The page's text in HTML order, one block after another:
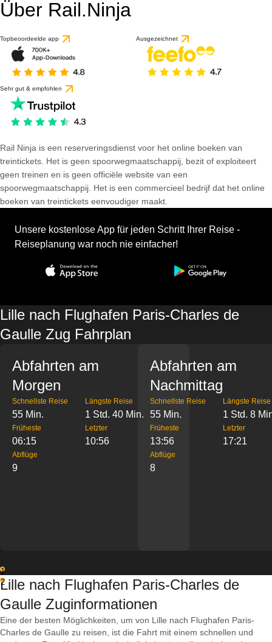
Über Rail.Ninja
Topbeoordeelde app Ausgezeichnet
Sehr gut & empfohlen
Rail Ninja is een reserveringsdienst voor het online boeken van
treintickets. Het is geen spoorwegmaatschappij, bezit of exploiteert
geen treinen en is geen officiële website van een
spoorwegmaatschappij. Het is een commercieel bedrijf dat het online
boeken van treintickets eenvoudiger maakt.
Unsere kostenlose App für jeden Schritt Ihrer Reise -
Reiseplanung war noch nie einfacher!
Lille nach Flughafen Paris-Charles de
Gaulle Zug Fahrplan
Abfahrten am
Morgen
Schnellste Reise
55 Min.
Längste Reise
1 Std. 40 Min.
Früheste
06:15
Letzter
10:56
Abflüge
9
Abfahrten am
Nachmittag
Schnellste Reise
55 Min.
Längste Reise
1 Std. 8
Früheste
13:56
Letzter
17:21
Abflüge
8
1
2
Lille nach Flughafen Paris-Charles de
Gaulle Zuginformationen
Eine der besten Möglichkeiten, um von Lille nach Flughafen Paris-
Charles de Gaulle zu reisen, ist die Fahrt mit einem schnellen und